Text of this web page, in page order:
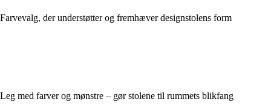
Farvevalg, der understøtter og fremhæver designstolens form
Leg med farver og mønstre – gør stolene til rummets blikfang